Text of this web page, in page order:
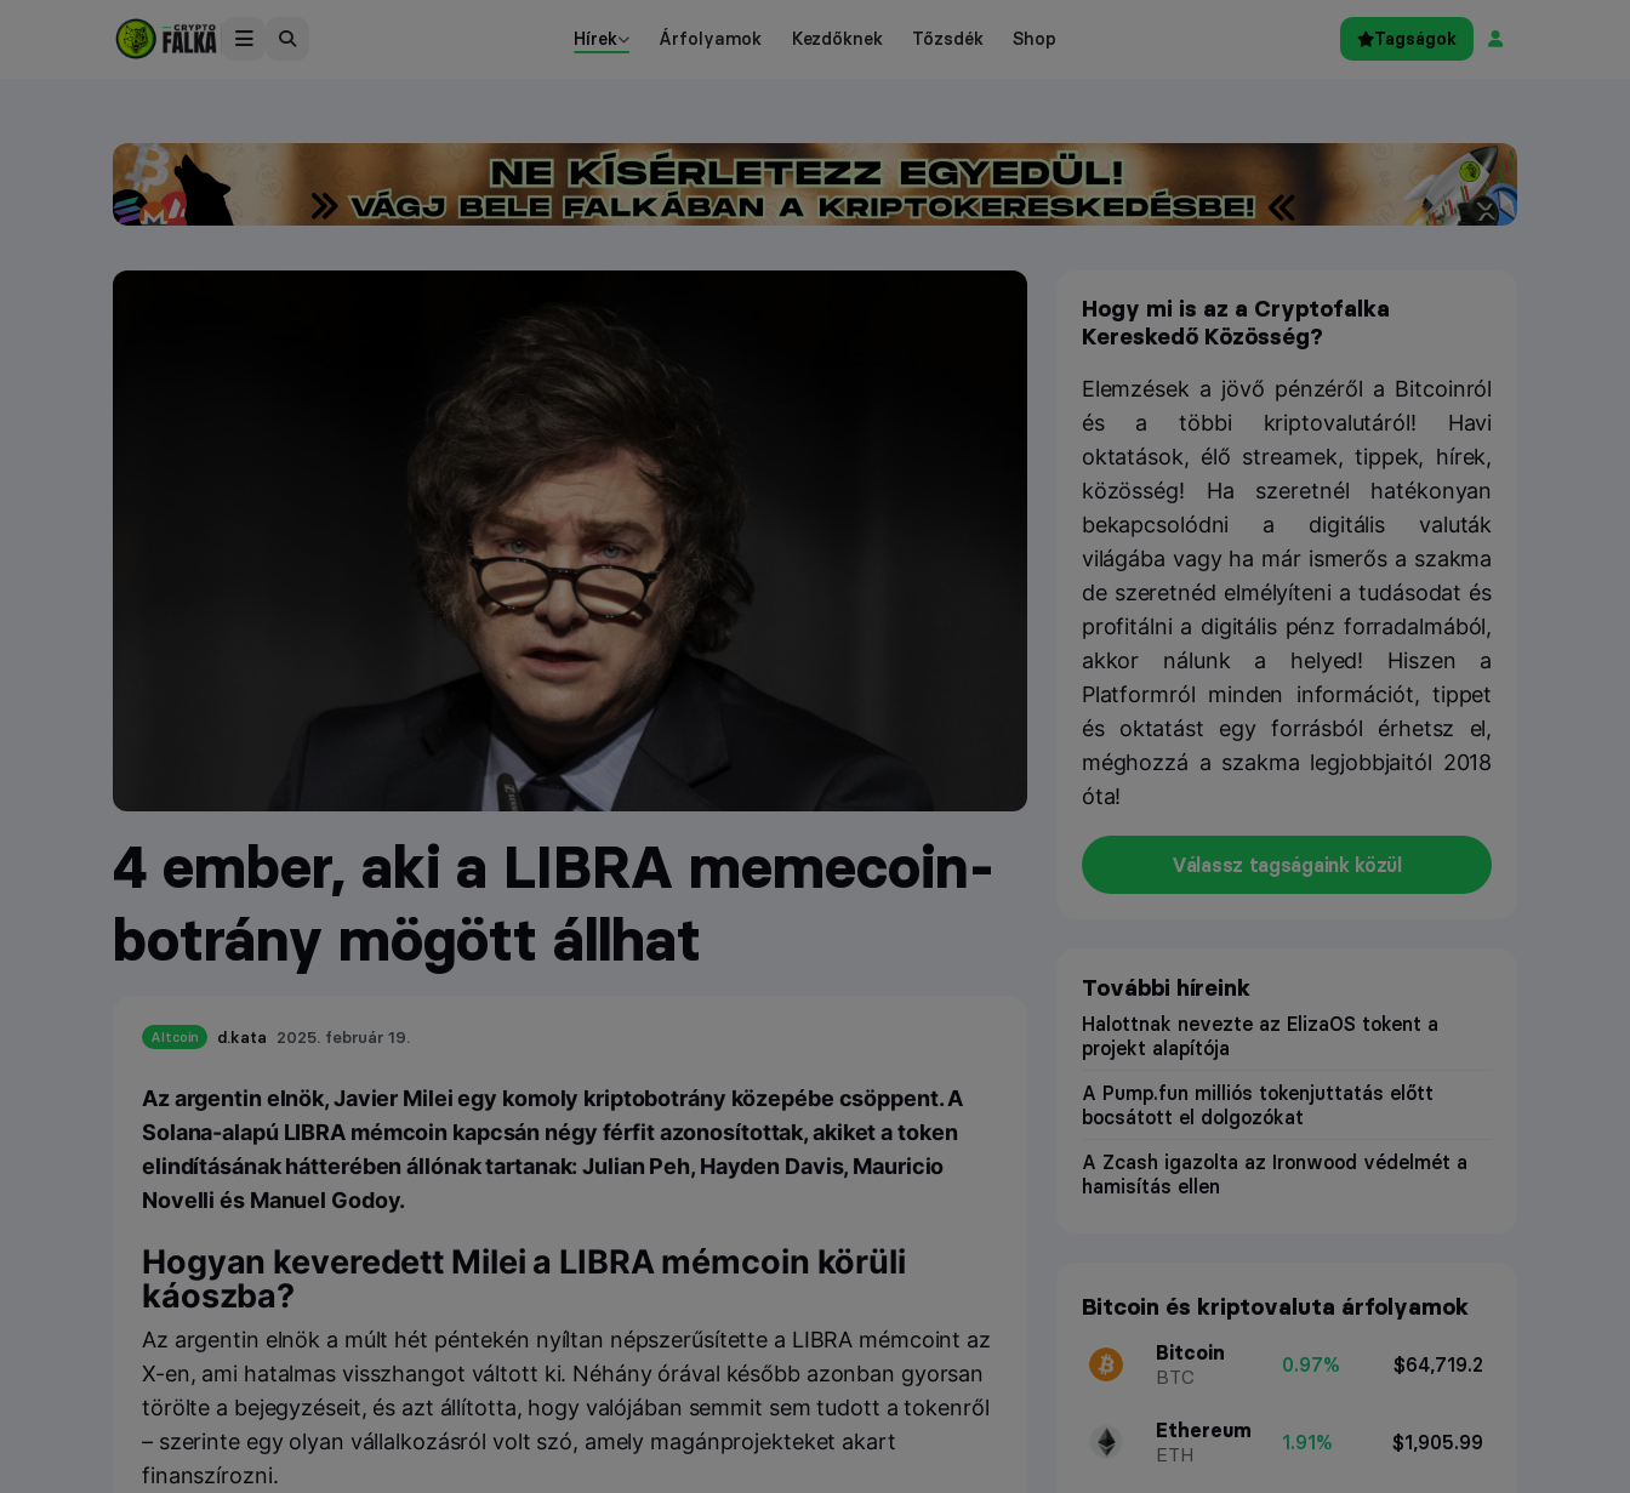
Hírek Árfolyamok Kezdőknek Tőzsdék Shop Tagságok
4 ember, aki a LIBRA memecoin-
botrány mögött állhat
Altcoin d.kata 2025. február 19.
Az argentin elnök, Javier Milei egy komoly kriptobotrány közepébe csöppent. A
Solana-alapú LIBRA mémcoin kapcsán négy férfit azonosítottak, akiket a token
elindításának hátterében állónak tartanak: Julian Peh, Hayden Davis, Mauricio
Novelli és Manuel Godoy.
Hogyan keveredett Milei a LIBRA mémcoin körüli
káoszba?
Az argentin elnök a múlt hét péntekén nyíltan népszerűsítette a LIBRA mémcoint az
X-en, ami hatalmas visszhangot váltott ki. Néhány órával később azonban gyorsan
törölte a bejegyzéseit, és azt állította, hogy valójában semmit sem tudott a tokenről
– szerinte egy olyan vállalkozásról volt szó, amely magánprojekteket akart
finanszírozni.
Hogy mi is az a Cryptofalka
Kereskedő Közösség?
Elemzések a jövő pénzéről a Bitcoinról
és a többi kriptovalutáról! Havi
oktatások, élő streamek, tippek, hírek,
közösség! Ha szeretnél hatékonyan
bekapcsolódni a digitális valuták
világába vagy ha már ismerős a szakma
de szeretnéd elmélyíteni a tudásodat és
profitálni a digitális pénz forradalmából,
akkor nálunk a helyed! Hiszen a
Platformról minden információt, tippet
és oktatást egy forrásból érhetsz el,
méghozzá a szakma legjobbjaitól 2018
óta!
Válassz tagságaink közül
További híreink
Halottnak nevezte az ElizaOS tokent a
projekt alapítója
A Pump.fun milliós tokenjuttatás előtt
bocsátott el dolgozókat
A Zcash igazolta az Ironwood védelmét a
hamisítás ellen
Bitcoin és kriptovaluta árfolyamok
Bitcoin
BTC
0.97% $64,719.2
Ethereum
ETH
1.91% $1,905.99